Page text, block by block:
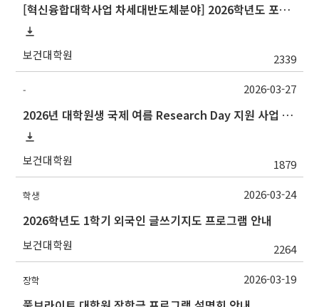
[혁신융합대학사업 차세대반도체분야] 2026학년도 포항공과대학교 하계 계절학기 교류 수학 안내
보건대학원 2339
-
2026년 대학원생 국제 여름 Research Day 지원 사업 안내
보건대학원 1879
2026-03-27
학생
2026학년도 1학기 외국인 글쓰기지도 프로그램 안내
보건대학원 2264
2026-03-24
장학 2026-03-19